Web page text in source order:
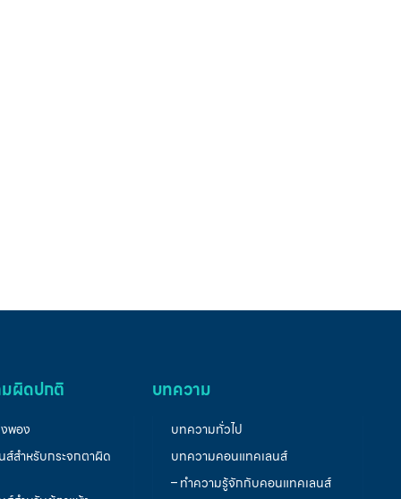
ผิดปกติ
พอง
ส์สำหรับกระจกตาผิด
บทความ
บทความทั่วไป
บทความคอนแทคเลนส์
– ทำความรู้จักกับคอนแทคเลนส์